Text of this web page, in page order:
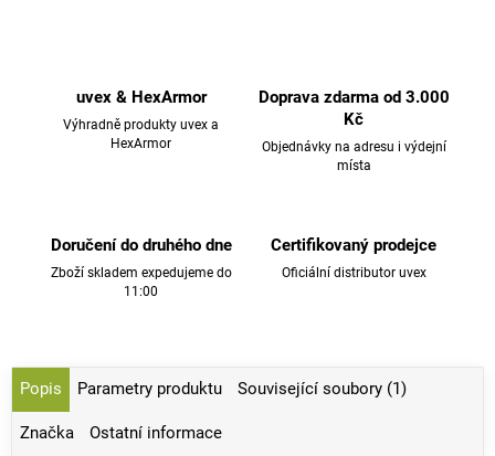
uvex & HexArmor
Výhradně produkty uvex a
HexArmor
Doprava zdarma od 3.000
Kč
Objednávky na adresu i výdejní
místa
Doručení do druhého dne
Zboží skladem expedujeme do
11:00
Certifikovaný prodejce
Oficiální distributor uvex
Popis Parametry produktu Související soubory (1)
Značka Ostatní informace